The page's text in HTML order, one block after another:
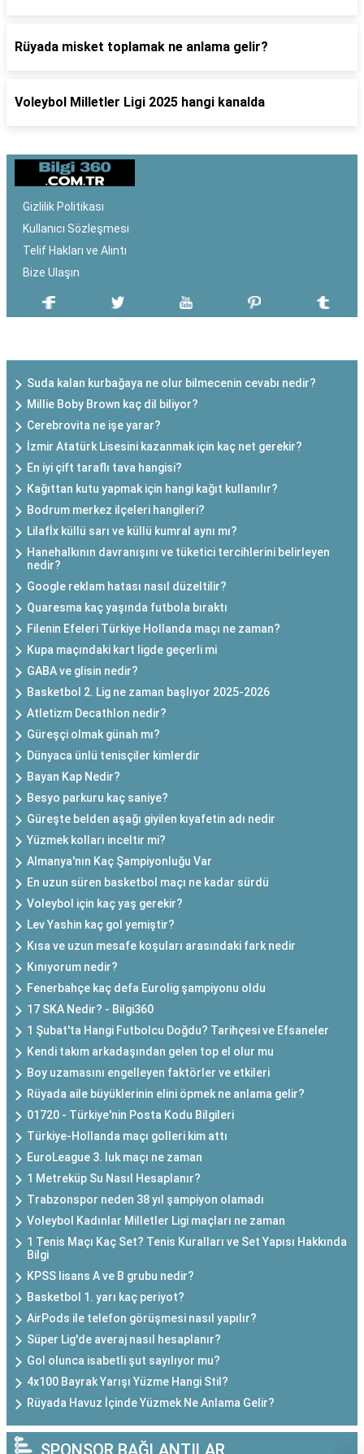
Rüyada misket toplamak ne anlama gelir?
Voleybol Milletler Ligi 2025 hangi kanalda
Gizlilik Politikası
Kullanıcı Sözleşmesi
Telif Hakları ve Alıntı
Bize Ulaşın
Suda kalan kurbağaya ne olur bilmecenin cevabı nedir?
Millie Boby Brown kaç dil biliyor?
Cerebrovita ne işe yarar?
İzmir Atatürk Lisesini kazanmak için kaç net gerekir?
En iyi çift taraflı tava hangisi?
Kağıttan kutu yapmak için hangi kağıt kullanılır?
Bodrum merkez ilçeleri hangileri?
Lilafİx küllü sarı ve küllü kumral aynı mı?
Hanehalkının davranışını ve tüketici tercihlerini belirleyen
nedir?
Google reklam hatası nasıl düzeltilir?
Quaresma kaç yaşında futbola bıraktı
Filenin Efeleri Türkiye Hollanda maçı ne zaman?
Kupa maçındaki kart ligde geçerli mi
GABA ve glisin nedir?
Basketbol 2. Lig ne zaman başlıyor 2025-2026
Atletizm Decathlon nedir?
Güreşçi olmak günah mı?
Dünyaca ünlü tenisçiler kimlerdir
Bayan Kap Nedir?
Besyo parkuru kaç saniye?
Güreşte belden aşağı giyilen kıyafetin adı nedir
Yüzmek kolları inceltir mi?
Almanya'nın Kaç Şampiyonluğu Var
En uzun süren basketbol maçı ne kadar sürdü
Voleybol için kaç yaş gerekir?
Lev Yashin kaç gol yemiştir?
Kısa ve uzun mesafe koşuları arasındaki fark nedir
Kınıyorum nedir?
Fenerbahçe kaç defa Eurolig şampiyonu oldu
17 SKA Nedir? - Bilgi360
1 Şubat'ta Hangi Futbolcu Doğdu? Tarihçesi ve Efsaneler
Kendi takım arkadaşından gelen top el olur mu
Boy uzamasını engelleyen faktörler ve etkileri
Rüyada aile büyüklerinin elini öpmek ne anlama gelir?
01720 - Türkiye'nin Posta Kodu Bilgileri
Türkiye-Hollanda maçı golleri kim attı
EuroLeague 3. luk maçı ne zaman
1 Metreküp Su Nasıl Hesaplanır?
Trabzonspor neden 38 yıl şampiyon olamadı
Voleybol Kadınlar Milletler Ligi maçları ne zaman
1 Tenis Maçı Kaç Set? Tenis Kuralları ve Set Yapısı Hakkında
Bilgi
KPSS lisans A ve B grubu nedir?
Basketbol 1. yarı kaç periyot?
AirPods ile telefon görüşmesi nasıl yapılır?
Süper Lig'de averaj nasıl hesaplanır?
Gol olunca isabetli şut sayılıyor mu?
4x100 Bayrak Yarışı Yüzme Hangi Stil?
Rüyada Havuz İçinde Yüzmek Ne Anlama Gelir?
SPONSOR BAĞLANTILAR